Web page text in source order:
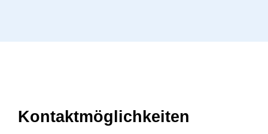
Kontaktmöglichkeiten